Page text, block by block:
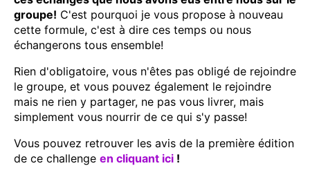
groupe! C'est pourquoi je vous propose à nouveau
cette formule, c'est à dire ces temps ou nous
échangerons tous ensemble!
Rien d'obligatoire, vous n'êtes pas obligé de rejoindre
le groupe, et vous pouvez également le rejoindre
mais ne rien y partager, ne pas vous livrer, mais
simplement vous nourrir de ce qui s'y passe!
Vous pouvez retrouver les avis de la première édition
de ce challenge en cliquant ici !